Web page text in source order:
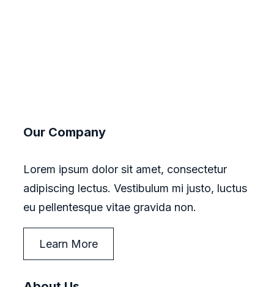
Our Company
Lorem ipsum dolor sit amet, consectetur
adipiscing lectus. Vestibulum mi justo, luctus
eu pellentesque vitae gravida non.
Learn More